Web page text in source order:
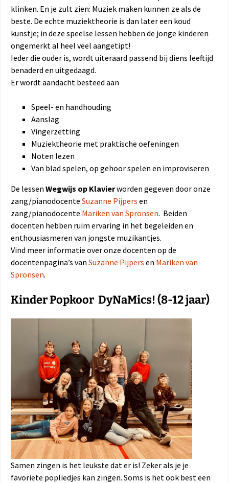
klinken. En je zult zien: Muziek maken kunnen ze als de
beste. De echte muziektheorie is dan later een koud
kunstje; in deze speelse lessen hebben de jonge kinderen
ongemerkt al heel veel aangetipt!
Ieder die ouder is, wordt uiteraard passend bij diens leeftijd
benaderd en uitgedaagd.
Er wordt aandacht besteed aan
Speel- en handhouding
Aanslag
Vingerzetting
Muziektheorie met praktische oefeningen
Noten lezen
Van blad spelen, op gehoor spelen en improviseren
De lessen Wegwijs op Klavierworden gegeven door onze
zang/pianodocente Suzanne Pijpers en
zang/pianodocente Mariken van Spronsen. Beiden
docenten hebben ruim ervaring in het begeleiden en
enthousiasmeren van jongste muzikantjes.
Vind meer informatie over onze docenten op de
docentenpagina’s van Suzanne Pijpers en Mariken van
Spronsen.
Kinder Popkoor DyNaMics! (8-12 jaar)
Samen zingen is het leukste dat er is! Zeker als je je
favoriete popliedjes kan zingen. Soms is het ook best een